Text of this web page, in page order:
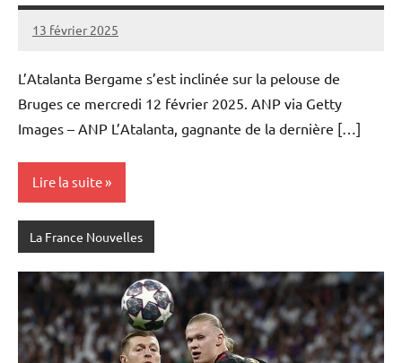
13 février 2025
Admins
L’Atalanta Bergame s’est inclinée sur la pelouse de
Bruges ce mercredi 12 février 2025. ANP via Getty
Images – ANP L’Atalanta, gagnante de la dernière […]
Lire la suite
La France Nouvelles